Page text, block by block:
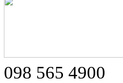
098 565 4900